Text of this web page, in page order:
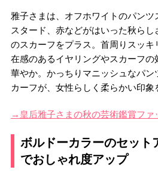
雅子さまは、オフホワイトのパン
スタード、赤などがはいった秋ら
のスカーフをプラス。首周りスッ
在感のあるイヤリングやスカーフの
華やか。かっちりマニッシュなパン
カーフが、女性らしく柔らかい印象
→皇后雅子さまの秋の芸術鑑賞ファ
ボルドーカラーのセット
でおしゃれ度アップ